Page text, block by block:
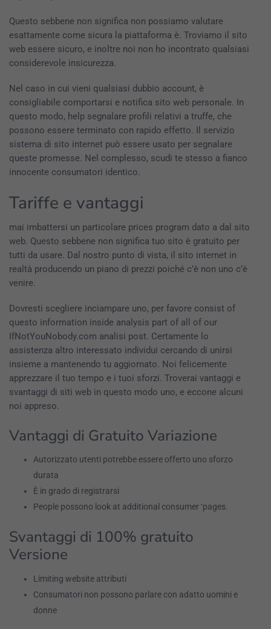
Questo sebbene non significa non possiamo valutare
esattamente come sicura la piattaforma è. Troviamo il sito
web essere sicuro, e inoltre noi non ho incontrato qualsiasi
considerevole insicurezza.
Nel caso in cui vieni qualsiasi dubbio account, è
consigliabile comportarsi e notifica sito web personale. In
questo modo, help segnalare profili relativi a truffe, che
possono essere terminato con rapido effetto. Il servizio
sistema di sito internet può essere usato per segnalare
queste promesse. Nel complesso, scudi te stesso a fianco
innocente consumatori identico.
Tariffe e vantaggi
mai imbattersi un particolare prices program dato a dal sito
web. Questo sebbene non significa tuo sito è gratuito per
tutti da usare. Dal nostro punto di vista, il sito internet in
realtà producendo un piano di prezzi poiché c’è non uno c’è
venire.
Dovresti scegliere inciampare uno, per favore consist of
questo information inside analysis part of all of our
IfNotYouNobody.com analisi post. Certamente lo
assistenza altro interessato individui cercando di unirsi
insieme a mantenendo tu aggiornato. Noi felicemente
apprezzare il tuo tempo e i tuoi sforzi. Troverai vantaggi e
svantaggi di siti web in questo modo uno, e eccone alcuni
noi appreso.
Vantaggi di Gratuito Variazione
Autorizzato utenti potrebbe essere offerto uno sforzo
durata
È in grado di registrarsi
People possono look at additional consumer ‘pages.
Svantaggi di 100% gratuito
Versione
Limiting website attributi
Consumatori non possono parlare con adatto uomini e
donne